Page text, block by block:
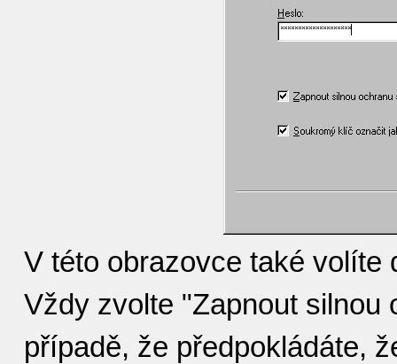
V této obrazovce také volíte
Vždy zvolte "Zapnout silnou
případě, že předpokládáte,